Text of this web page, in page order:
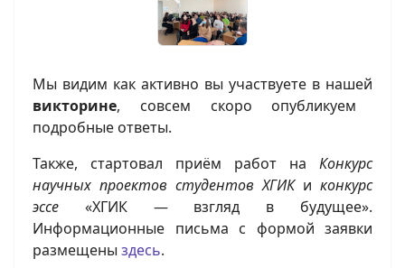
Мы видим как активно вы участвуете в нашей
викторине, совсем скоро опубликуем
подробные ответы.
Также, стартовал приём работ на Конкурс
научных проектов студентов ХГИКи конкурс
эссе «ХГИК — взгляд в будущее».
Информационные письма с формой заявки
размещены здесь.